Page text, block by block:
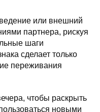
или внешний
партнера, рискуя
шаги
сделает только
переживания
чтобы раскрыть
новыми